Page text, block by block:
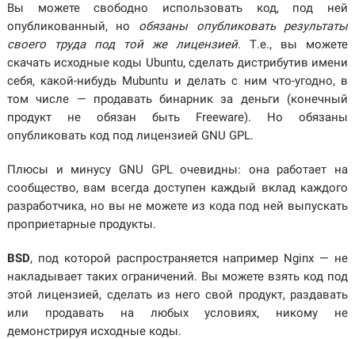
Вы можете свободно использовать код, под ней
опубликованный, но обязаны опубликовать результаты
своего труда под той же лицензией. Т.е., вы можете
скачать исходные коды Ubuntu, сделать дистрибутив имени
себя, какой-нибудь Mubuntu и делать с ним что-угодно, в
том числе — продавать бинарник за деньги (конечный
продукт не обязан быть Freeware). Но обязаны
опубликовать код под лицензией GNU GPL.
Плюсы и минусу GNU GPL очевидны: она работает на
сообщество, вам всегда доступен каждый вклад каждого
разработчика, но вы не можете из кода под ней выпускать
проприетарные продукты.
BSD, под которой распространяется например Nginx — не
накладывает таких ограничений. Вы можете взять код под
этой лицензией, сделать из него свой продукт, раздавать
или продавать на любых условиях, никому не
демонстрируя исходные коды.